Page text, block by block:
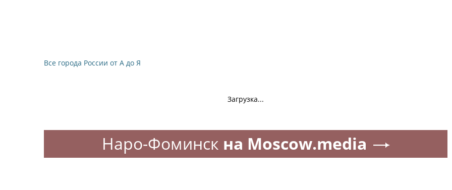
Все города России от А до Я
Загрузка...
Наро-Фоминск на Moscow.media